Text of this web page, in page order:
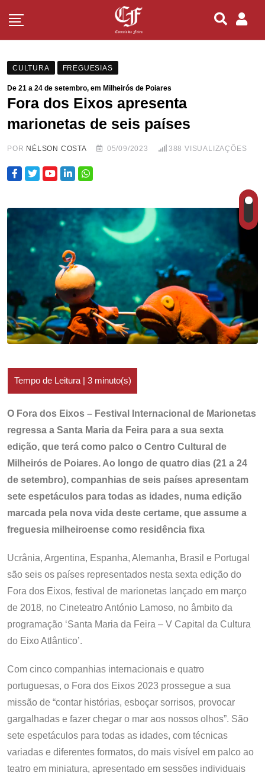
CULTURA FREGUESIAS
De 21 a 24 de setembro, em Milheirós de Poiares
Fora dos Eixos apresenta
marionetas de seis países
POR NÉLSON COSTA 05/09/2023 388 VISUALIZAÇÕES
O Fora dos Eixos – Festival Internacional de Marionetas
regressa a Santa Maria da Feira para a sua sexta
edição, que terá como palco o Centro Cultural de
Milheirós de Poiares. Ao longo de quatro dias (21 a 24
de setembro), companhias de seis países apresentam
sete espetáculos para todas as idades, numa edição
marcada pela nova vida deste certame, que assume a
freguesia milheiroense como residência fixa
Ucrânia, Argentina, Espanha, Alemanha, Brasil e Portugal
são seis os países representados nesta sexta edição do
Fora dos Eixos, festival de marionetas lançado em março
de 2018, no Cineteatro António Lamoso, no âmbito da
programação ‘Santa Maria da Feira – V Capital da Cultura
do Eixo Atlântico’.
Com cinco companhias internacionais e quatro
portuguesas, o Fora dos Eixos 2023 prossegue a sua
missão de “contar histórias, esboçar sorrisos, provocar
gargalhadas e fazer chegar o mar aos nossos olhos”. São
sete espetáculos para todas as idades, com técnicas
variadas e diferentes formatos, do mais visível em palco ao
teatro em miniatura, apresentado em sessões individuais